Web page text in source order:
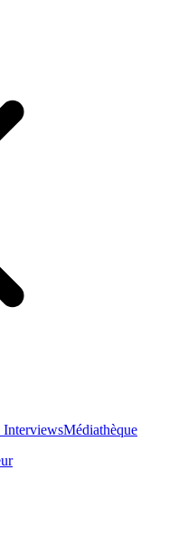
Médiathèque